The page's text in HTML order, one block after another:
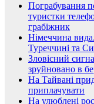
Пограбування
туристки
грабіжник
Німеччина
Туреччині та
Зловісний
зруйновано в
На Тайвані
приплачувати
На улюблені